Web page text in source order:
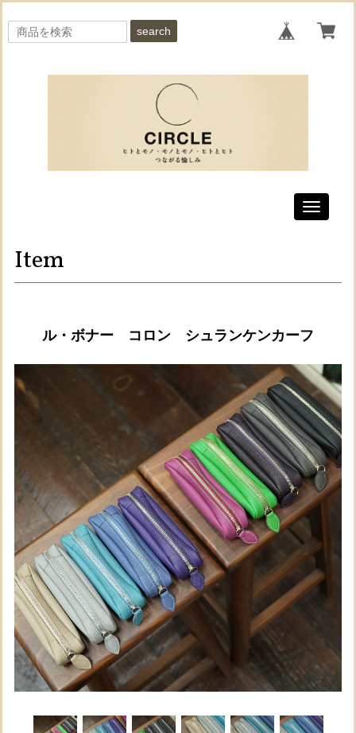
search
Toggle
Item
ル・ボナー コロン シュランケンカーフ